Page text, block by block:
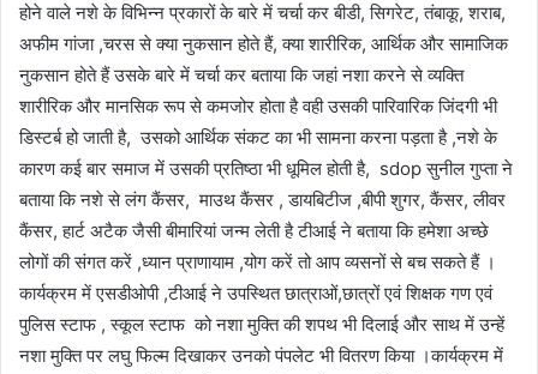
होने वाले नशे के विभिन्न प्रकारों के बारे में चर्चा कर बीडी, सिगरेट, तंबाकू, शराब,
अफीम गांजा ,चरस से क्या नुकसान होते हैं, क्या शारीरिक, आर्थिक और सामाजिक
नुकसान होते हैं उसके बारे में चर्चा कर बताया कि जहां नशा करने से व्यक्ति
शारीरिक और मानसिक रूप से कमजोर होता है वही उसकी पारिवारिक जिंदगी भी
डिस्टर्ब हो जाती है, उसको आर्थिक संकट का भी सामना करना पड़ता है ,नशे के
कारण कई बार समाज में उसकी प्रतिष्ठा भी धूमिल होती है, sdop सुनील गुप्ता ने
बताया कि नशे से लंग कैंसर, माउथ कैंसर , डायबिटीज ,बीपी शुगर, कैंसर, लीवर
कैंसर, हार्ट अटैक जैसी बीमारियां जन्म लेती है टीआई ने बताया कि हमेशा अच्छे
लोगों की संगत करें ,ध्यान प्राणायाम ,योग करें तो आप व्यसनों से बच सकते हैं ।
कार्यक्रम में एसडीओपी ,टीआई ने उपस्थित छात्राओं,छात्रों एवं शिक्षक गण एवं
पुलिस स्टाफ , स्कूल स्टाफ को नशा मुक्ति की शपथ भी दिलाई और साथ में उन्हें
नशा मुक्ति पर लघु फिल्म दिखाकर उनको पंपलेट भी वितरण किया ।कार्यक्रम में